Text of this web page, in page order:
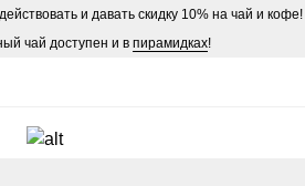
и давать скидку 10% на чай и кофе!
чай доступен и в пирамидках!